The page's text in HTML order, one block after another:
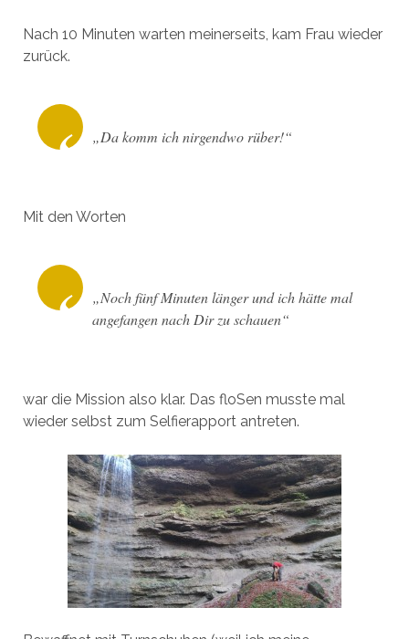
Nach 10 Minuten warten meinerseits, kam Frau wieder
zurück.
„Da komm ich nirgendwo rüber!“
Mit den Worten
„Noch fünf Minuten länger und ich hätte mal
angefangen nach Dir zu schauen“
war die Mission also klar. Das floSen musste mal
wieder selbst zum Selfierapport antreten.